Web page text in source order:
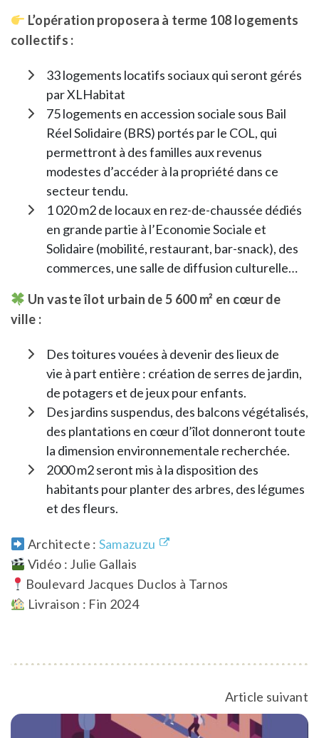
L’opération proposera à terme 108 logements
collectifs :
33 logements locatifs sociaux qui seront gérés
par XLHabitat
75 logements en accession sociale sous Bail
Réel Solidaire (BRS) portés par le COL, qui
permettront à des familles aux revenus
modestes d’accéder à la propriété dans ce
secteur tendu.
1 020 m2 de locaux en rez-de-chaussée dédiés
en grande partie à l’Economie Sociale et
Solidaire (mobilité, restaurant, bar-snack), des
commerces, une salle de diffusion culturelle…
Un vaste îlot urbain de 5 600 m² en cœur de
ville :
Des toitures vouées à devenir des lieux de
vie à part entière : création de serres de jardin,
de potagers et de jeux pour enfants.
Des jardins suspendus, des balcons végétalisés,
des plantations en cœur d’îlot donneront toute
la dimension environnementale recherchée.
2000 m2 seront mis à la disposition des
habitants pour planter des arbres, des légumes
et des fleurs.
Architecte : Samazuzu
Vidéo : Julie Gallais
Boulevard Jacques Duclos à Tarnos
Livraison : Fin 2024
Article suivant